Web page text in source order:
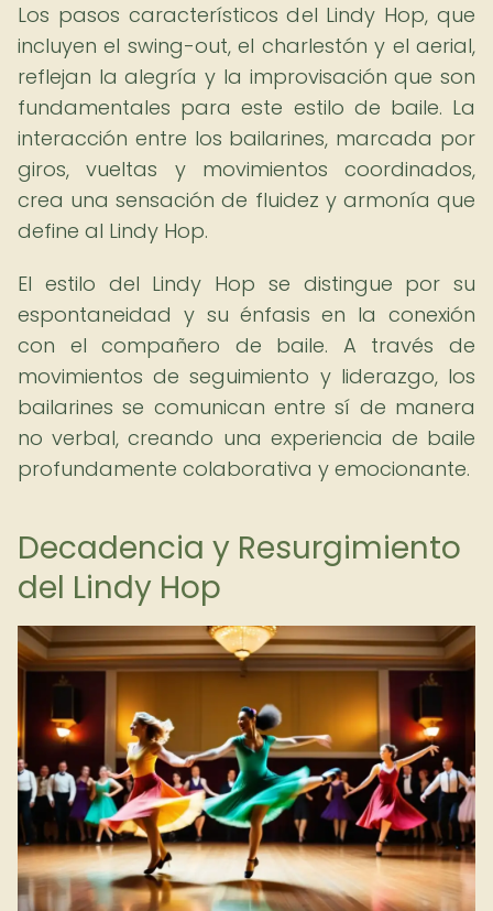
Los pasos característicos del Lindy Hop, que
incluyen el swing-out, el charlestón y el aerial,
reflejan la alegría y la improvisación que son
fundamentales para este estilo de baile. La
interacción entre los bailarines, marcada por
giros, vueltas y movimientos coordinados,
crea una sensación de fluidez y armonía que
define al Lindy Hop.
El estilo del Lindy Hop se distingue por su
espontaneidad y su énfasis en la conexión
con el compañero de baile. A través de
movimientos de seguimiento y liderazgo, los
bailarines se comunican entre sí de manera
no verbal, creando una experiencia de baile
profundamente colaborativa y emocionante.
Decadencia y Resurgimiento
del Lindy Hop